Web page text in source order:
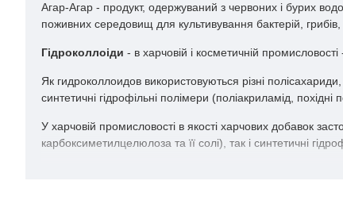
Агар-Агар - продукт, одержуваний з червоних і бурих
поживних середовищ для культивування бактерій,
Гідроколлоіди - в харчовій і косметичній промисловості
Як гидроколлоидов використовуються різні
синтетичні гідрофільні полімери (поліакриламід, похідні
У харчовій промисловості в якості харчових добавок
карбоксиметилцелюлоза та її солі), так і синтетичні